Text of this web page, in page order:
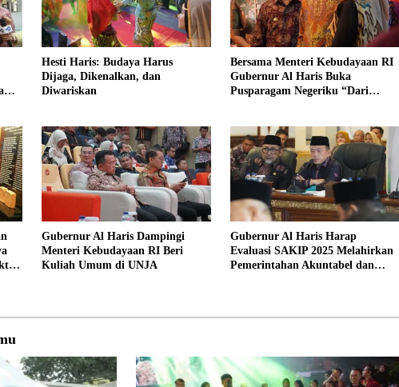
Hesti Haris: Budaya Harus
Dijaga, Dikenalkan, dan
Diwariskan
Bersama Menteri Kebudayaan RI
Gubernur Al Haris Buka
Pusparagam Negeriku “Dari
Gubernur Al Haris Dampingi
Menteri Kebudayaan RI Beri
Kuliah Umum di UNJA
Gubernur Al Haris Harap
Evaluasi SAKIP 2025 Melahirkan
Pemerintahan Akuntabel dan